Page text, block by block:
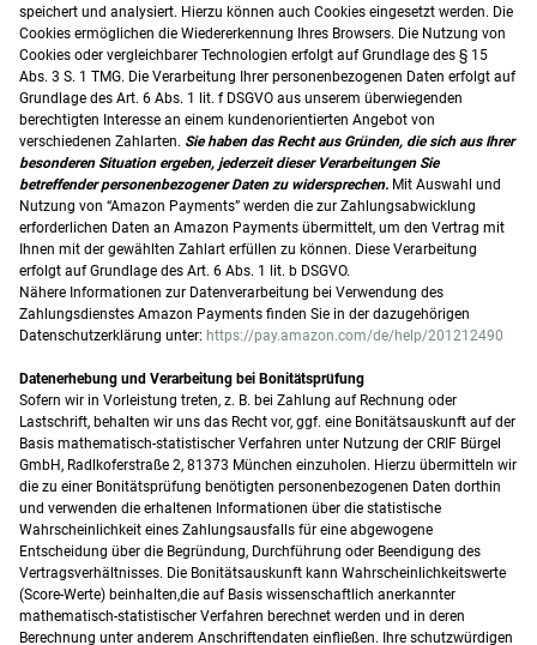
speichert und analysiert. Hierzu können auch Cookies eingesetzt werden. Die
Cookies ermöglichen die Wiedererkennung Ihres Browsers. Die Nutzung von
Cookies oder vergleichbarer Technologien erfolgt auf Grundlage des § 15
Abs. 3 S. 1 TMG. Die Verarbeitung Ihrer personenbezogenen Daten erfolgt auf
Grundlage des Art. 6 Abs. 1 lit. f DSGVO aus unserem überwiegenden
berechtigten Interesse an einem kundenorientierten Angebot von
verschiedenen Zahlarten. Sie haben das Recht aus Gründen, die sich aus Ihrer
besonderen Situation ergeben, jederzeit dieser Verarbeitungen Sie
betreffender personenbezogener Daten zu widersprechen. Mit Auswahl und
Nutzung von “Amazon Payments” werden die zur Zahlungsabwicklung
erforderlichen Daten an Amazon Payments übermittelt, um den Vertrag mit
Ihnen mit der gewählten Zahlart erfüllen zu können. Diese Verarbeitung
erfolgt auf Grundlage des Art. 6 Abs. 1 lit. b DSGVO.
Nähere Informationen zur Datenverarbeitung bei Verwendung des
Zahlungsdienstes Amazon Payments finden Sie in der dazugehörigen
Datenschutzerklärung unter: https://pay.amazon.com/de/help/201212490
Datenerhebung und Verarbeitung bei Bonitätsprüfung
Sofern wir in Vorleistung treten, z. B. bei Zahlung auf Rechnung oder
Lastschrift, behalten wir uns das Recht vor, ggf. eine Bonitätsauskunft auf der
Basis mathematisch-statistischer Verfahren unter Nutzung der CRIF Bürgel
GmbH, Radlkoferstraße 2, 81373 München einzuholen. Hierzu übermitteln wir
die zu einer Bonitätsprüfung benötigten personenbezogenen Daten dorthin
und verwenden die erhaltenen Informationen über die statistische
Wahrscheinlichkeit eines Zahlungsausfalls für eine abgewogene
Entscheidung über die Begründung, Durchführung oder Beendigung des
Vertragsverhältnisses. Die Bonitätsauskunft kann Wahrscheinlichkeitswerte
(Score-Werte) beinhalten,die auf Basis wissenschaftlich anerkannter
mathematisch-statistischer Verfahren berechnet werden und in deren
Berechnung unter anderem Anschriftendaten einfließen. Ihre schutzwürdigen